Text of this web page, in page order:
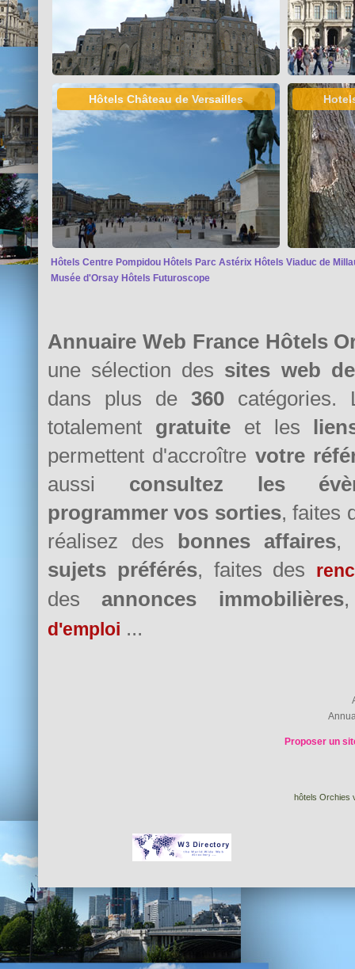
Hôtels Château de Versailles
Hôtels Centre Pompidou Hôtels Parc Astérix Hôtels Viaduc de
Musée d'Orsay Hôtels Futuroscope
Annuaire Web France Hôtels
une sélection des sites web
dans plus de 360 catégories.
totalement gratuiteet les
permettent d'accroître votre
aussi consultez les
programmer vos sorties, faites
réalisez des
bonnes affaires,
sujets préférés, faites des
desannonces immobilières
d'emploi ...
Proposer un
hôtels Orchies